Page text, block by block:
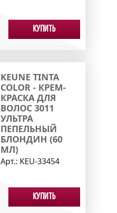
Купить
KEUNE TINTA
COLOR - КРЕМ-
КРАСКА ДЛЯ
ВОЛОС 3011
УЛЬТРА
ПЕПЕЛЬНЫЙ
БЛОНДИН (60
МЛ)
Арт.: KEU-33454
Купить